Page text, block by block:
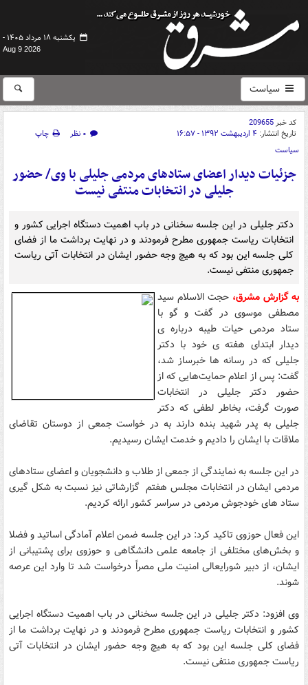
یکشنبه ۱۸ مرداد ۱۴۰۵ -
Aug 9 2026
سیاست
کد خبر209655
تاریخ انتشار: ۴ اردیبهشت ۱۳۹۲ - ۱۶:۵۷ ۰ نظر
چاپ
سیاست
جزئیات دیدار اعضای ستادهای مردمی جلیلی با وی/ حضور
جلیلی در انتخابات منتفی نیست
دکتر جلیلی در این جلسه سخنانی در باب اهمیت دستگاه اجرایی کشور و
انتخابات ریاست جمهوری مطرح فرمودند و در نهایت برداشت ما از فضای
کلی جلسه این بود که به هیچ وجه حضور ایشان در انتخابات آتی ریاست
جمهوری منتفی نیست.
به گزارش مشرق، حجت الاسلام سید
مصطفی موسوی در گفت و گو با
ستاد مردمی حیات طیبه درباره ی
دیدار ابتدای هفته ی خود با دکتر
جلیلی که در رسانه ها خبرساز شد،
گفت: پس از اعلام حمایت‌هایی که از
حضور دکتر جلیلی در انتخابات
صورت گرفت، بخاطر لطفی که دکتر
جلیلی به پدر شهید بنده دارند به در خواست جمعی از دوستان تقاضای
ملاقات با ایشان را دادیم و خدمت ایشان رسیدیم.
در این جلسه به نمایندگی از جمعی از طلاب و دانشجویان و اعضای ستادهای
مردمی ایشان در انتخابات مجلس هفتم گزارشاتی نیز نسبت به شکل گیری
ستاد های خودجوش مردمی در سراسر کشور ارائه کردیم.
این فعال حوزوی تاکید کرد: در این جلسه ضمن اعلام آمادگی اساتید و فضلا
و بخش‌های مختلفی از جامعه علمی دانشگاهی و حوزوی برای پشتیبانی از
ایشان، از دبیر شورایعالی امنیت ملی مصراً درخواست شد تا وارد این عرصه
شوند.
وی افزود: دکتر جلیلی در این جلسه سخنانی در باب اهمیت دستگاه اجرایی
کشور و انتخابات ریاست جمهوری مطرح فرمودند و در نهایت برداشت ما از
فضای کلی جلسه این بود که به هیچ وجه حضور ایشان در انتخابات آتی
ریاست جمهوری منتفی نیست.